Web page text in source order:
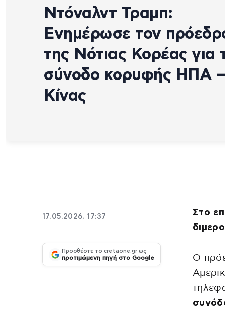
Ντόναλντ Τραμπ:
Ενημέρωσε τον
της Νότιας Κορέας για
σύνοδο κορυφής ΗΠΑ
Κίνας
17.05.2026, 17:37
Προσθέστε το cretaone.gr ως
προτιμώμενη πηγή στο Google
Στο
Ο